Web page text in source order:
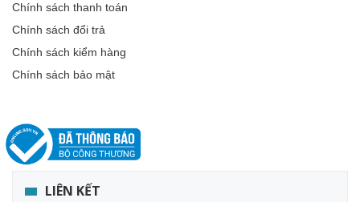
Chính sách thanh toán
Chính sách đổi trả
Chính sách kiểm hàng
Chính sách bảo mật
LIÊN KẾT